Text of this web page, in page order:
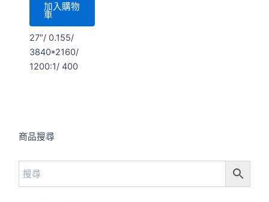
商品搜尋
加入購物
車
27″/ 0.155/
3840*2160/
1200:1/ 400